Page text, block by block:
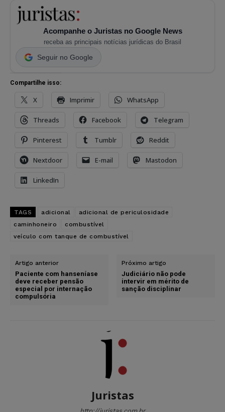
Acompanhe o Juristas no Google News
receba as principais notícias jurídicas do Brasil
Seguir no Google
Compartilhe isso:
X Imprimir WhatsApp
Threads Facebook Telegram
Pinterest Tumblr Reddit
Nextdoor E-mail Mastodon
LinkedIn
TAGS adicional
adicional de periculosidade
caminhoneiro
combustível
veículo com tanque de combustível
Artigo anterior
Paciente com hanseníase
deve receber pensão
especial por internação
compulsória
Próximo artigo
Judiciário não pode
intervir em mérito de
sanção disciplinar
Juristas